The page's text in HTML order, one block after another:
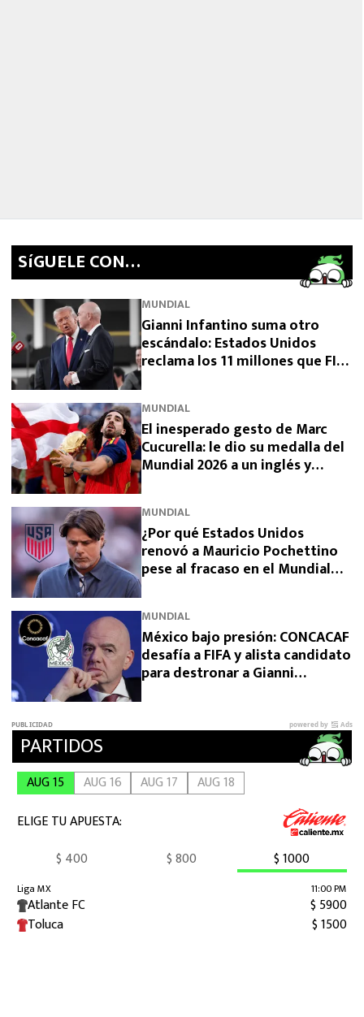
SíGUELE CON…
MUNDIAL
Gianni Infantino suma otro
escándalo: Estados Unidos
reclama los 11 millones que FIFA
MUNDIAL
El inesperado gesto de Marc
Cucurella: le dio su medalla del
Mundial 2026 a un inglés y
MUNDIAL
¿Por qué Estados Unidos
renovó a Mauricio Pochettino
pese al fracaso en el Mundial
MUNDIAL
México bajo presión: CONCACAF
desafía a FIFA y alista candidato
para destronar a Gianni